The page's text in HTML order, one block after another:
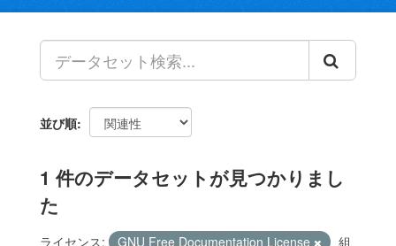
並び順
1 件のデータセットが見つかりまし
た
ライセンス: GNU Free Documentation License
組